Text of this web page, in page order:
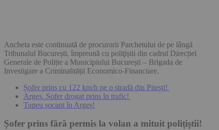
Ancheta este continuată de procurorii Parchetului de pe lângă
Tribunalul București, împreună cu poliţiștii din cadrul Direcției
Generale de Poliție a Municipiului București – Brigada de
Investigare a Criminalității Economico-Financiare.
Șofer prins cu 122 km/h pe o stradă din Pitești!
Argeș. Șofer drogat prins în trafic!
Tupeu șocant în Argeș!
Șofer prins fără permis la volan a mituit polițiștii!